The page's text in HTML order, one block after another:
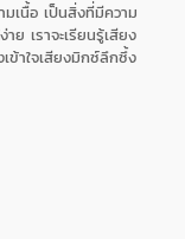
เนื้อ เป็นสิ่งที่มีความ
ย เราจะเรียนรู้เสียง
ข้าใจเสียงมิกซ์ลึกซึ้ง